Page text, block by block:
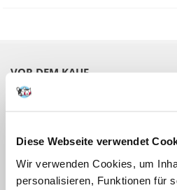
Diese Webseite verwendet
Wir verwenden Cookies, um
personalisieren, Funktionen für
VOR DEM KAUF
AGB
Treue-Rabatt für Stammkunden
Versandkosten